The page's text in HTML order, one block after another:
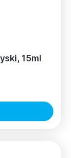
15ml